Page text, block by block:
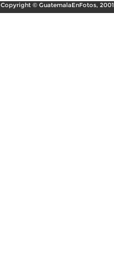
Copyright © GuatemalaEnFotos,